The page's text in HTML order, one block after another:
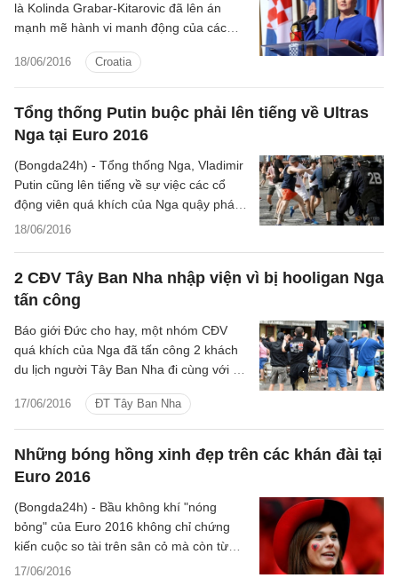
18/06/2016 Croatia
là Kolinda Grabar-Kitarovic đã lên án
mạnh mẽ hành vi manh động của các
Tổng thống Putin buộc phải lên tiếng về Ultras
Nga tại Euro 2016
18/06/2016
(Bongda24h) - Tổng thống Nga, Vladimir
Putin cũng lên tiếng về sự việc các cổ
động viên quá khích của Nga quậy phá
tại Euro 2016 dẫn tới sự can thiệp của
2 CĐV Tây Ban Nha nhập viện vì bị hooligan Nga
tấn công
17/06/2016 ĐT Tây Ban Nha
Báo giới Đức cho hay, một nhóm CĐV
quá khích của Nga đã tấn công 2 khách
du lịch người Tây Ban Nha đi cùng với 1
khiến 2 người phải nhập viện.
Những bóng hồng xinh đẹp trên các khán đài tại
Euro 2016
17/06/2016
(Bongda24h) - Bầu không khí "nóng
bỏng" của Euro 2016 không chỉ chứng
kiến cuộc so tài trên sân cỏ mà còn từ
các khán đài với sự xuất hiện của những